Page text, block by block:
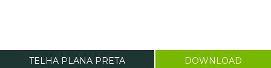
TELHA PLANA PRETA DOWNLOAD